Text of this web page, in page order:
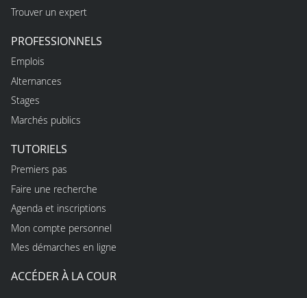
Trouver un expert
PROFESSIONNELS
Emplois
Alternances
Stages
Marchés publics
TUTORIELS
Premiers pas
Faire une recherche
Agenda et inscriptions
Mon compte personnel
Mes démarches en ligne
ACCÉDER À LA COUR